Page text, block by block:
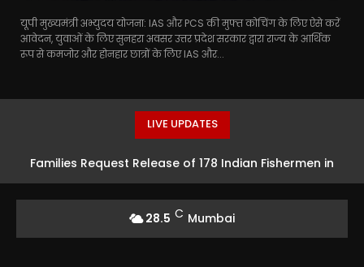
यूपी मुख्यमंत्री अभ्युदय योजना: IAS और PCS की मुफ्त कोचिंग के लिए ऐसे करें
आवेदन, युवाओं के लिए सुनहरा अवसर उत्तर प्रदेश सरकार द्वारा राज्य के आर्थिक
रूप से कमजोर और होनहार छात्रों के लिए IAS और...
LIVE UPDATES
Families Request Release of 178 Indian Fishermen in
28.5 C Mumbai